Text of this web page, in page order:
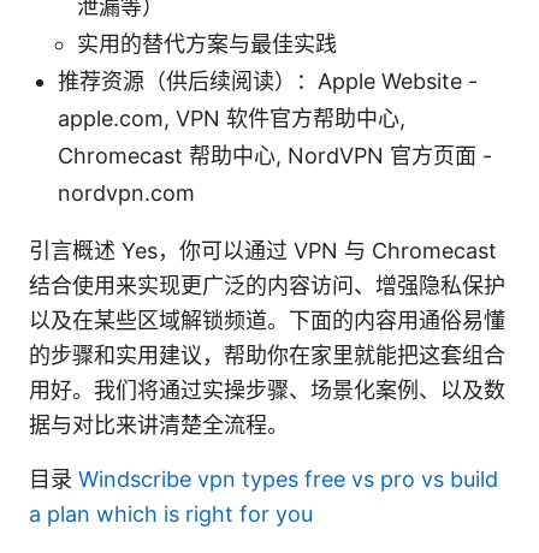
泄漏等）
实用的替代方案与最佳实践
推荐资源（供后续阅读）：Apple Website -
apple.com, VPN 软件官方帮助中心,
Chromecast 帮助中心, NordVPN 官方页面 -
nordvpn.com
引言概述 Yes，你可以通过 VPN 与 Chromecast
结合使用来实现更广泛的内容访问、增强隐私保护
以及在某些区域解锁频道。下面的内容用通俗易懂
的步骤和实用建议，帮助你在家里就能把这套组合
用好。我们将通过实操步骤、场景化案例、以及数
据与对比来讲清楚全流程。
目录 Windscribe vpn types free vs pro vs build
a plan which is right for you